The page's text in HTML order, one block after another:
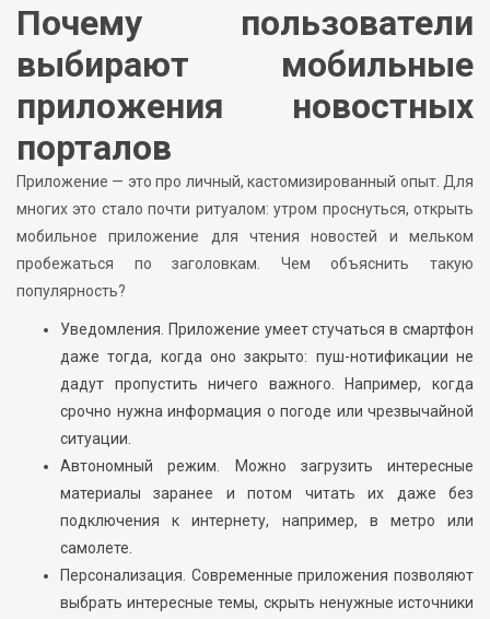
Почему пользователи
выбирают мобильные
приложения новостных
порталов
Приложение — это про личный, кастомизированный опыт. Для
многих это стало почти ритуалом: утром проснуться, открыть
мобильное приложение для чтения новостей и мельком
пробежаться по заголовкам. Чем объяснить такую
популярность?
Уведомления. Приложение умеет стучаться в смартфон
даже тогда, когда оно закрыто: пуш-нотификации не
дадут пропустить ничего важного. Например, когда
срочно нужна информация о погоде или чрезвычайной
ситуации.
Автономный режим. Можно загрузить интересные
материалы заранее и потом читать их даже без
подключения к интернету, например, в метро или
самолете.
Персонализация. Современные приложения позволяют
выбрать интересные темы, скрыть ненужные источники